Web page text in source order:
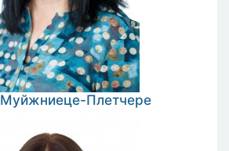
Муйжниеце-Плетчере